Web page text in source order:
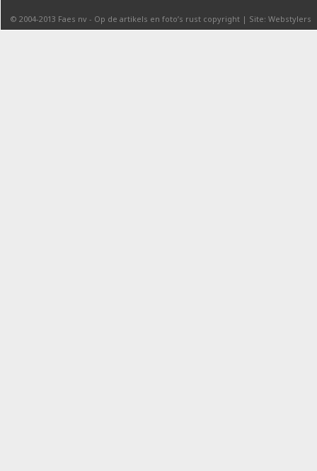
© 2004-2013 Faes nv - Op de artikels en foto’s rust copyright | Site: Webstylers